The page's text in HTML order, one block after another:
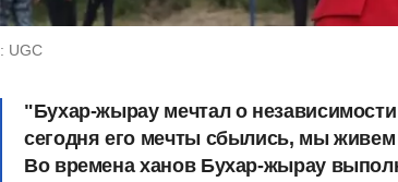
: UGC
"Бухар-жырау мечтал о
сегодня его мечты сбылись, мы живем
Во времена ханов Бухар-жырау